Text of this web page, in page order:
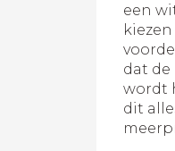
een
dat
wordt
dit